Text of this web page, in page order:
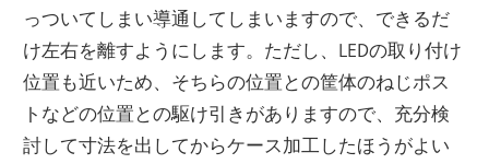
っついてしまい導通してしまいますので、できるだ
け左右を離すようにします。ただし、LEDの取り付け
位置も近いため、そちらの位置との筐体のねじポス
トなどの位置との駆け引きがありますので、充分検
討して寸法を出してからケース加工したほうがよい